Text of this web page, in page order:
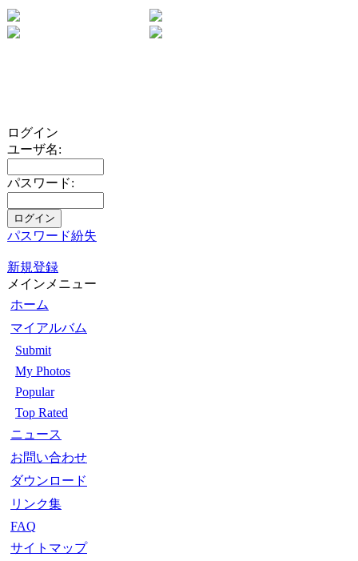
ログイン
ユーザ名:
パスワード:
パスワード紛失
新規登録
メインメニュー
ホーム
マイアルバム
Submit
My Photos
Popular
Top Rated
ニュース
お問い合わせ
ダウンロード
リンク集
FAQ
サイトマップ